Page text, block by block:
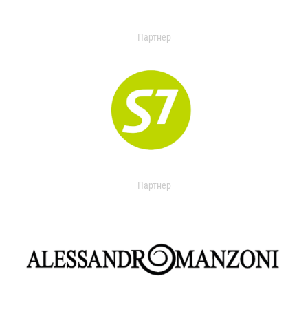
Партнер
Партнер